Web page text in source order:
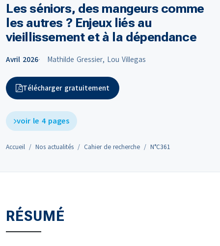
Les séniors, des mangeurs comme
les autres ? Enjeux liés au
vieillissement et à la dépendance
Avril 2026 Mathilde Gressier, Lou Villegas
Télécharger gratuitement
voir le 4 pages
Accueil Nos actualités Cahier de recherche N°C361
RÉSUMÉ